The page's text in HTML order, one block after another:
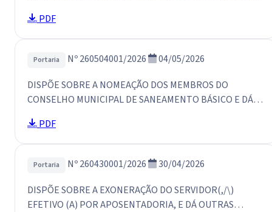
PROVIDÊNCIAS.
PDF
Portaria Nº 260504001/2026
04/05/2026
DISPÕE SOBRE A NOMEAÇÃO DOS MEMBROS DO
CONSELHO MUNICIPAL DE SANEAMENTO BÁSICO E DÁ
PDF
Portaria Nº 260430001/2026
30/04/2026
DISPÕE SOBRE A EXONERAÇÃO DO SERVIDOR(,/\)
EFETIVO (A) POR APOSENTADORIA, E DÁ OUTRAS